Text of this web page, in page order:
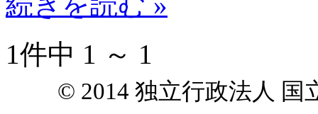
1件中 1 ～ 1
© 2014 独立行政法人 国